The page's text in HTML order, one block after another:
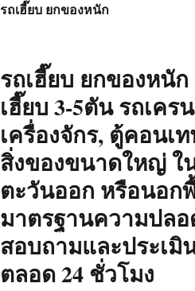
รถเฮี๊ยบ ยกของหนัก
รถเฮี๊ยบ ยกของหนั
เฮี๊ยบ 3-5ตัน รถเคร
เครื่องจักร, ตู้คอนเ
สิ่งของขนาดใหญ่ ใ
ตะวันออก หรือนอก
มาตรฐานความปลอ
สอบถามและประเมิ
ตลอด 24 ชั่วโมง